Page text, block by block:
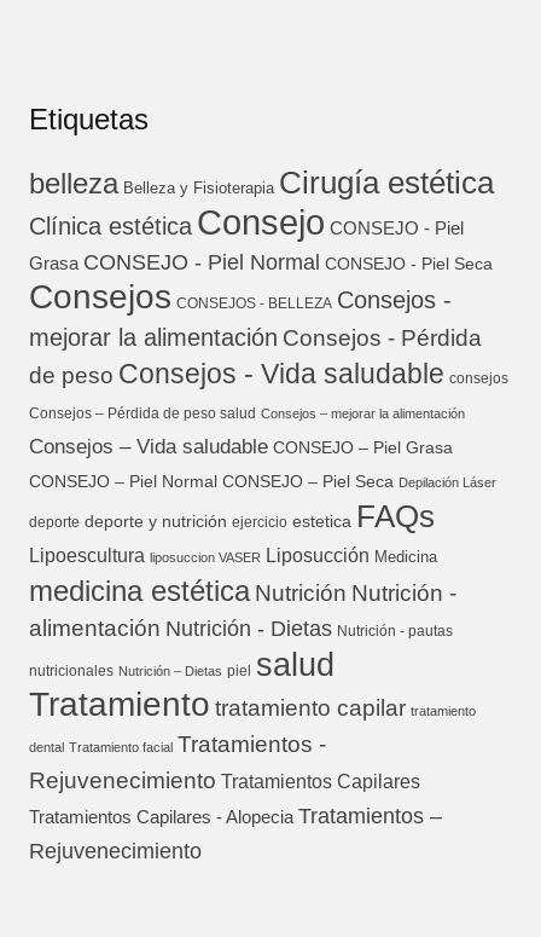
Etiquetas
belleza Belleza y Fisioterapia Cirugía estética
Clínica estética Consejo CONSEJO - Piel
Grasa CONSEJO - Piel Normal CONSEJO - Piel Seca
Consejos CONSEJOS - BELLEZA Consejos -
mejorar la alimentación Consejos - Pérdida
de peso Consejos - Vida saludable consejos
Consejos – Pérdida de peso salud Consejos – mejorar la alimentación
Consejos – Vida saludable CONSEJO – Piel Grasa
CONSEJO – Piel Normal CONSEJO – Piel Seca Depilación Láser
deporte deporte y nutrición ejercicio estetica FAQs
Lipoescultura liposuccion VASER Liposucción Medicina
medicina estética Nutrición Nutrición -
alimentación Nutrición - Dietas Nutrición - pautas
nutricionales Nutrición – Dietas piel salud
Tratamiento tratamiento capilar tratamiento
dental Tratamiento facial Tratamientos -
Rejuvenecimiento Tratamientos Capilares
Tratamientos Capilares - Alopecia Tratamientos –
Rejuvenecimiento